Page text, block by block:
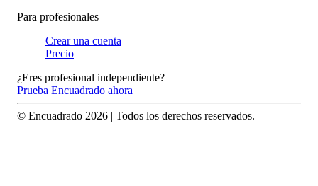
Para profesionales
Crear una cuenta
Precio
¿Eres profesional independiente?
Prueba Encuadrado ahora
© Encuadrado 2026 | Todos los derechos reservados.